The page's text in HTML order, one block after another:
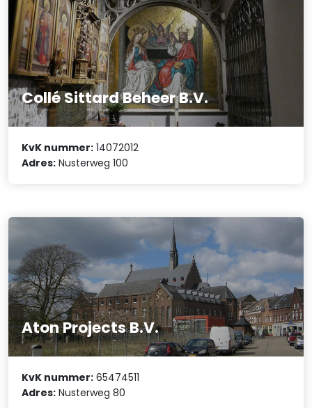
Collé Sittard Beheer B.V.
KvK nummer: 14072012
Adres: Nusterweg 100
Aton Projects B.V.
KvK nummer: 65474511
Adres: Nusterweg 80